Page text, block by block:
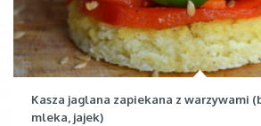
Kasza jaglana zapiekana z warzywami
mleka, jajek)